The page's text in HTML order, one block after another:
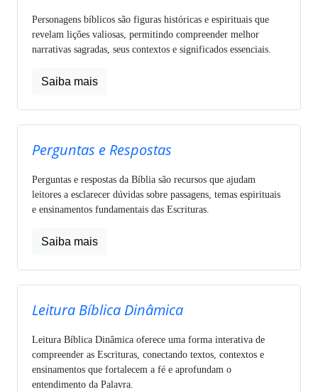
Personagens bíblicos são figuras históricas e espirituais que
revelam lições valiosas, permitindo compreender melhor
narrativas sagradas, seus contextos e significados essenciais.
Saiba mais
Perguntas e Respostas
Perguntas e respostas da Bíblia são recursos que ajudam
leitores a esclarecer dúvidas sobre passagens, temas espirituais
e ensinamentos fundamentais das Escrituras.
Saiba mais
Leitura Bíblica Dinâmica
Leitura Bíblica Dinâmica oferece uma forma interativa de
compreender as Escrituras, conectando textos, contextos e
ensinamentos que fortalecem a fé e aprofundam o
entendimento da Palavra.